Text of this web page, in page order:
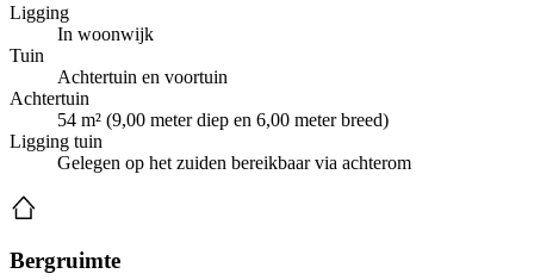
Ligging
In woonwijk
Tuin
Achtertuin en voortuin
Achtertuin
54 m² (9,00 meter diep en 6,00 meter breed)
Ligging tuin
Gelegen op het zuiden bereikbaar via achterom
Bergruimte